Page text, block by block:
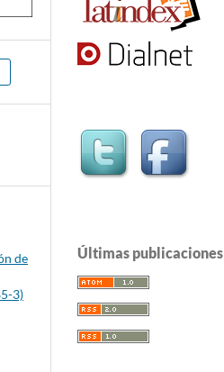
de
3)
Últimas publicaciones